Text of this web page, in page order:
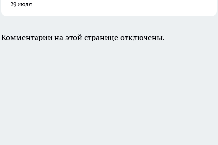
29 июля
Комментарии на этой странице отключены.